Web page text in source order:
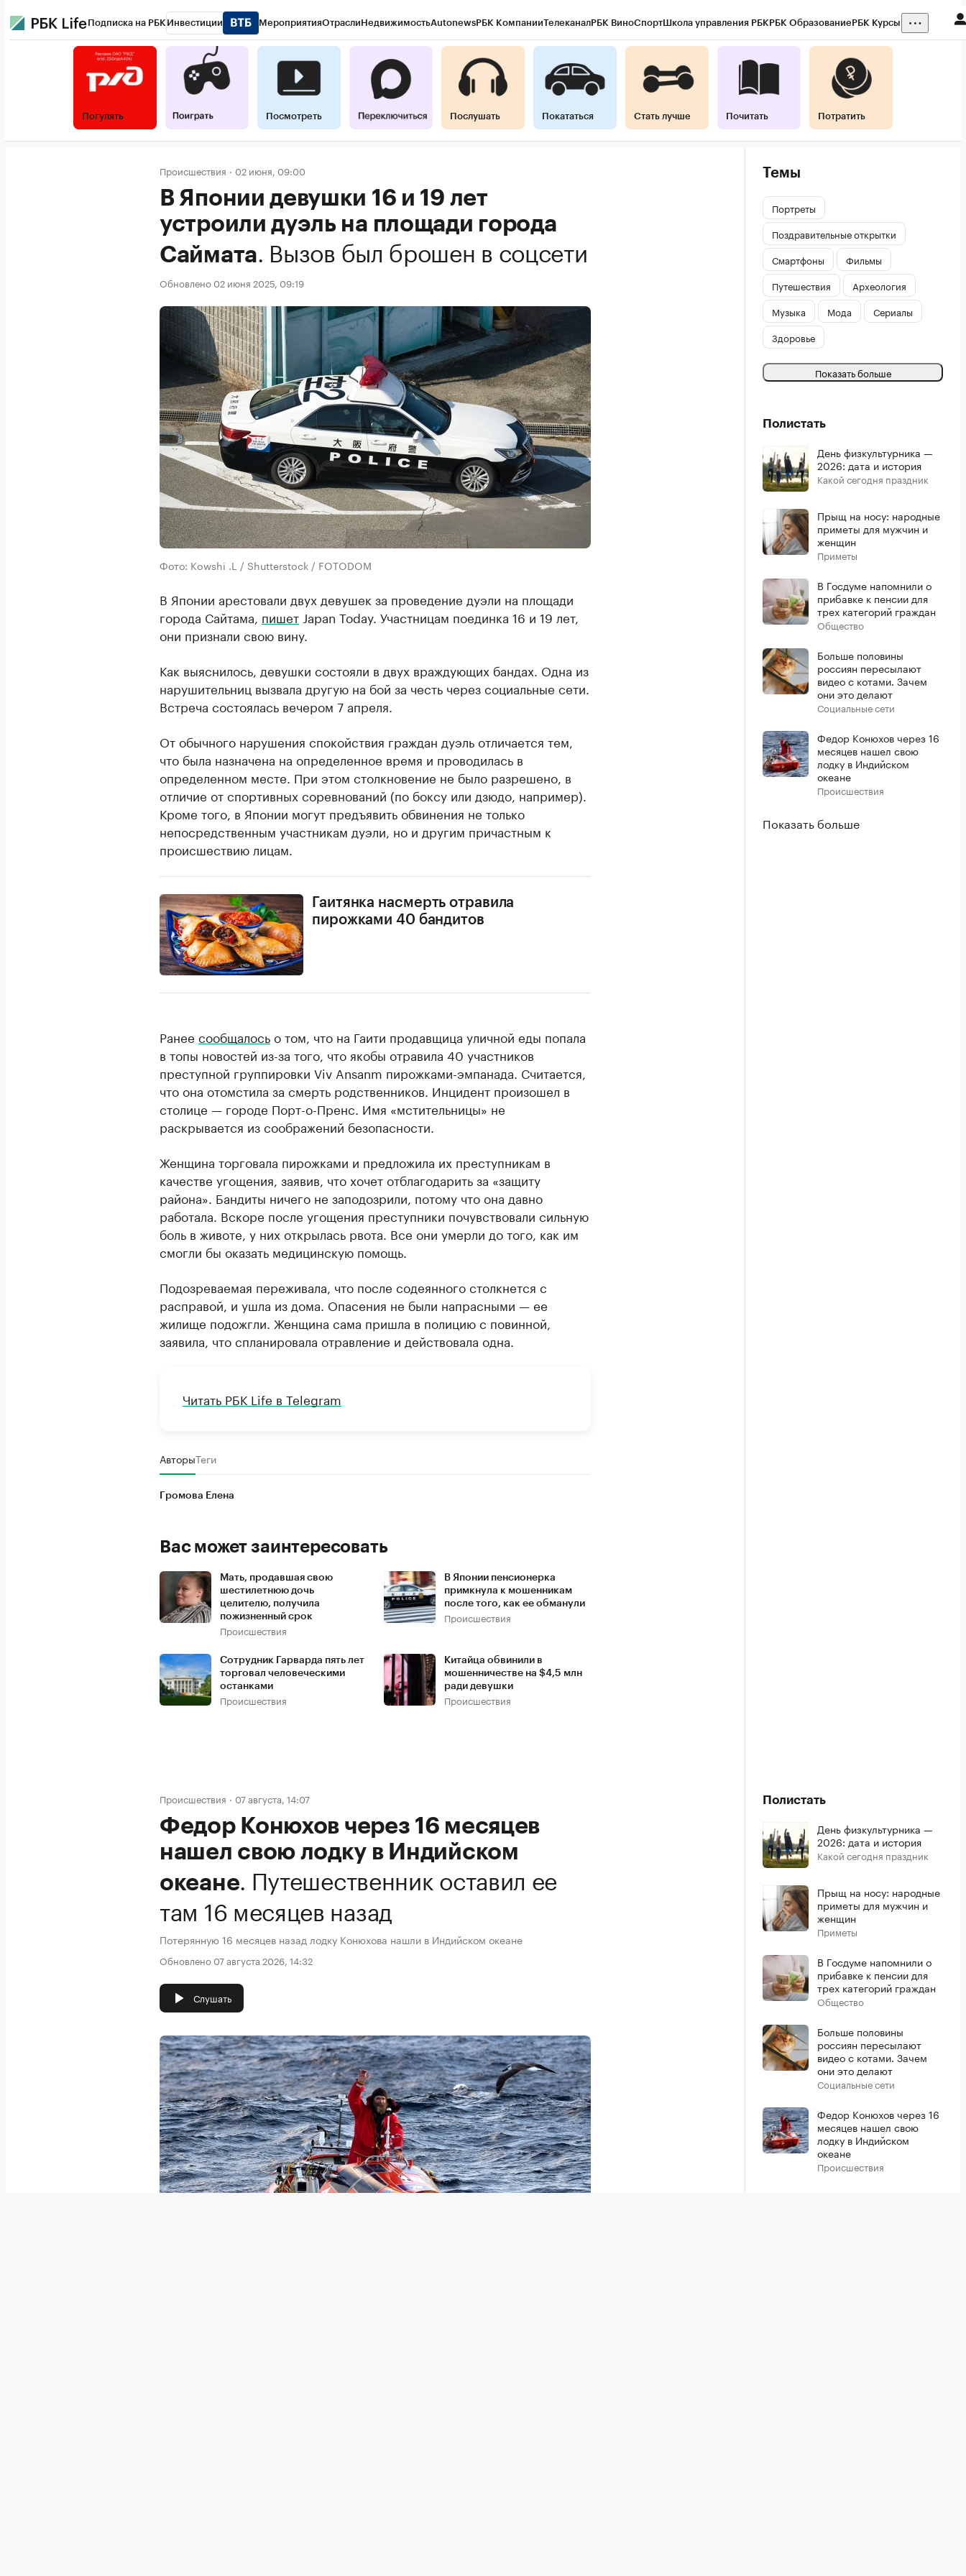
Подписка на РБК Инвестиции МероприятияОтраслиНедвижимостьAutonewsРБК КомпанииТелеканалРБК ВиноСпортШкола управления РБКРБК ОбразованиеРБК Курсы
Погулять Посмотреть Послушать Покататься Стать лучше Почитать Потратить
Происшествия 02 июня, 09:00
В Японии девушки 16 и 19 лет
устроили дуэль на площади города
Саймата. Вызов был брошен в соцсети
Обновлено 02 июня 2025, 09:19
Фото: Kowshi .L / Shutterstock / FOTODOM
В Японии арестовали двух девушек за проведение дуэли на площади
города Сайтама, пишет Japan Today. Участницам поединка 16 и 19 лет,
они признали свою вину.
Как выяснилось, девушки состояли в двух враждующих бандах. Одна из
нарушительниц вызвала другую на бой за честь через социальные сети.
Встреча состоялась вечером 7 апреля.
От обычного нарушения спокойствия граждан дуэль отличается тем,
что была назначена на определенное время и проводилась в
определенном месте. При этом столкновение не было разрешено, в
отличие от спортивных соревнований (по боксу или дзюдо, например).
Кроме того, в Японии могут предъявить обвинения не только
непосредственным участникам дуэли, но и другим причастным к
происшествию лицам.
Гаитянка насмерть отравила
пирожками 40 бандитов
Ранее сообщалосьо том, что на Гаити продавщица уличной еды попала
в топы новостей из-за того, что якобы отравила 40 участников
преступной группировки Viv Ansanm пирожками-эмпанада. Считается,
что она отомстила за смерть родственников. Инцидент произошел в
столице — городе Порт-о-Пренс. Имя «мстительницы» не
раскрывается из соображений безопасности.
Женщина торговала пирожками и предложила их преступникам в
качестве угощения, заявив, что хочет отблагодарить за «защиту
района». Бандиты ничего не заподозрили, потому что она давно
работала. Вскоре после угощения преступники почувствовали сильную
боль в животе, у них открылась рвота. Все они умерли до того, как им
смогли бы оказать медицинскую помощь.
Подозреваемая переживала, что после содеянного столкнется с
расправой, и ушла из дома. Опасения не были напрасными — ее
жилище подожгли. Женщина сама пришла в полицию с повинной,
заявила, что спланировала отравление и действовала одна.
Читать РБК Life в Telegram
АвторыТеги
Громова Елена
Вас может заинтересовать
Мать, продавшая свою
шестилетнюю дочь
целителю, получила
пожизненный срок
Происшествия
В Японии пенсионерка
примкнула к мошенникам
после того, как ее обманули
Происшествия
Сотрудник Гарварда пять лет
торговал человеческими
останками
Происшествия
Китайца обвинили в
мошенничестве на $4,5 млн
ради девушки
Происшествия
Темы
Портреты
Поздравительные открытки
Смартфоны
Фильмы
Путешествия
Археология
Музыка
Мода
Сериалы
Здоровье
Показать больше
Полистать
День физкультурника —
2026: дата и история
Какой сегодня праздник
Прыщ на носу: народные
приметы для мужчин и
женщин
Приметы
В Госдуме напомнили о
прибавке к пенсии для
трех категорий граждан
Общество
Больше половины
россиян пересылают
видео с котами. Зачем
они это делают
Социальные сети
Федор Конюхов через 16
месяцев нашел свою
лодку в Индийском
океане
Происшествия
Показать больше
Происшествия 07 августа, 14:07
Федор Конюхов через 16 месяцев
нашел свою лодку в Индийском
океане. Путешественник оставил ее
там 16 месяцев назад
Потерянную 16 месяцев назад лодку Конюхова нашли в Индийском океане
Обновлено 07 августа 2026, 14:32
Слушать
Полистать
День физкультурника —
2026: дата и история
Какой сегодня праздник
Прыщ на носу: народные
приметы для мужчин и
женщин
Приметы
В Госдуме напомнили о
прибавке к пенсии для
трех категорий граждан
Общество
Больше половины
россиян пересылают
видео с котами. Зачем
они это делают
Социальные сети
Федор Конюхов через 16
месяцев нашел свою
лодку в Индийском
океане
Происшествия